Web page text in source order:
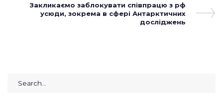
Next
Post
Закликаємо заблокувати співпрацю з рф
усюди, зокрема в сфері Антарктичних
досліджень
Search